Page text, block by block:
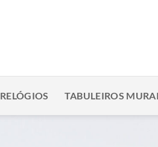
RELÓGIOS TABULEIROS